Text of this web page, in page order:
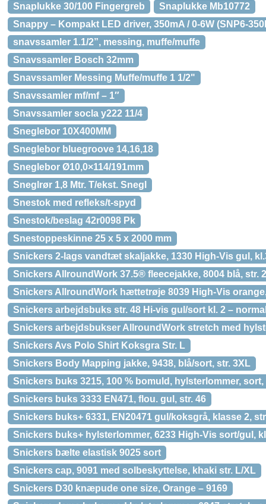
Snaplukke 30/100 Fingergreb
Snaplukke Mb10772
Snappy – Kompakt LED driver, 350mA / 0-6W (SNP6-
snavssamler 1.1/2”, messing, muffe/muffe
Snavssamler Bosch 32mm
Snavssamler Messing Muffe/muffe 1 1/2"
Snavssamler mf/mf – 1″
Snavssamler socla y222 11/4
Sneglebor 10X400MM
Sneglebor bluegroove 14,16,18
Sneglebor Ø10,0×114/191mm
Sneglrør 1,8 Mtr. T/ekst. Snegl
Snestok med refleks/t-spyd
Snestok/beslag 42r0098 Pk
Snestoppeskinne 25 x 5 x 2000 mm
Snickers 2-lags vandtæt skaljakke, 1330 High-Vis gul,
Snickers AllroundWork 37.5® fleecejakke, 8004 blå, str.
Snickers AllroundWork hættetrøje 8039 High-Vis
Snickers arbejdsbuks str. 48 Hi-vis gul/sort kl. 2 –
Snickers arbejdsbukser AllroundWork stretch med
Snickers Avs Polo Shirt Koksgra Str. L
Snickers Body Mapping jakke, 9438, blå/sort, str. 3XL
Snickers buks 3215, 100 % bomuld, hylsterlommer, sort,
Snickers buks 3333 EN471, flou. gul, str. 46
Snickers buks+ 6331, EN20471 gul/koksgrå, klasse 2,
Snickers buks+ hylsterlommer, 6233 High-Vis sort/gul,
Snickers bælte elastisk 9025 sort
Snickers cap, 9091 med solbeskyttelse, khaki str. L/XL
Snickers D30 knæpude one size, Orange – 9169